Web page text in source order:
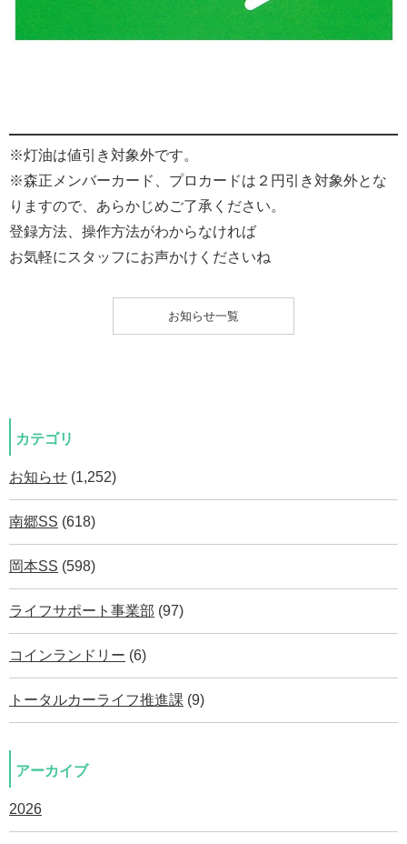
※灯油は値引き対象外です。
※森正メンバーカード、プロカードは２円引き対象外とな
りますので、あらかじめご了承ください。
登録方法、操作方法がわからなければ
お気軽にスタッフにお声かけくださいね
お知らせ一覧
カテゴリ
お知らせ (1,252)
南郷SS (618)
岡本SS (598)
ライフサポート事業部 (97)
コインランドリー (6)
トータルカーライフ推進課 (9)
アーカイブ
2026